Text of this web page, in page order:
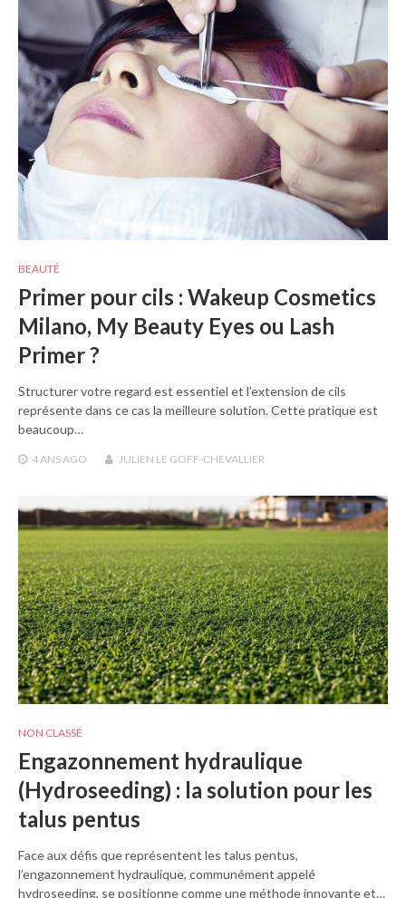
BEAUTÉ
Primer pour cils : Wakeup Cosmetics
Milano, My Beauty Eyes ou Lash
Primer ?
Structurer votre regard est essentiel et l’extension de cils
représente dans ce cas la meilleure solution. Cette pratique est
beaucoup…
4 ANSAGO JULIEN LE GOFF-CHEVALLIER
NON CLASSÉ
Engazonnement hydraulique
(Hydroseeding) : la solution pour les
talus pentus
Face aux défis que représentent les talus pentus,
l’engazonnement hydraulique, communément appelé
hydroseeding, se positionne comme une méthode innovante et…